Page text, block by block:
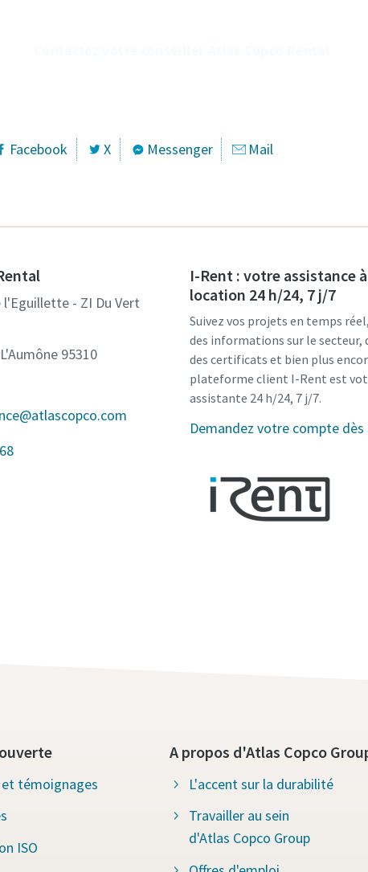
Facebook X Messenger Mail
l'Eguillette - ZI Du Vert
95310
I-Rent : votre assistance
location 24 h/24, 7 j/7
Suivez vos projets en temps
des informations sur le secteur,
des certificats et bien plus
plateforme client I-Rent est
assistante 24 h/24, 7 j/7.
Demandez votre compte
et témoignages
ISO
A propos d'Atlas Copco
L'accent sur la durabilité
Travailler au sein
d'Atlas Copco Group